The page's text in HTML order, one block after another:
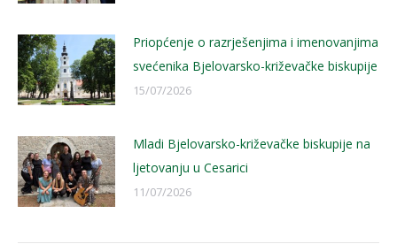
Priopćenje o razrješenjima i imenovanjima
svećenika Bjelovarsko-križevačke biskupije
15/07/2026
Mladi Bjelovarsko-križevačke biskupije na
ljetovanju u Cesarici
11/07/2026